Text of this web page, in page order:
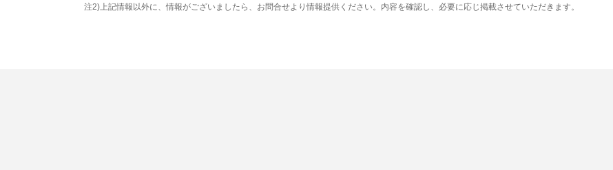
注2)上記情報以外に、情報がございましたら、お問合せより情報提供ください。内容を確認し、必要に応じ掲載させていただきます。